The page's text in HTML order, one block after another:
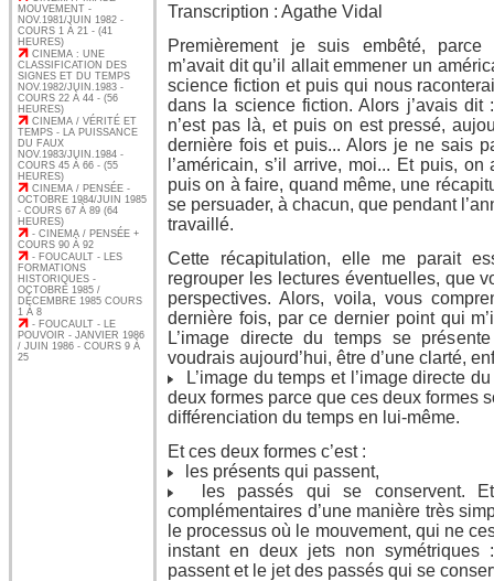
MOUVEMENT -
NOV.1981/JUIN 1982 -
COURS 1 À 21 - (41
HEURES)
CINEMA : UNE
CLASSIFICATION DES
SIGNES ET DU TEMPS
NOV.1982/JUIN.1983 -
COURS 22 À 44 - (56
HEURES)
CINEMA / VÉRITÉ ET
TEMPS - LA PUISSANCE
DU FAUX
NOV.1983/JUIN.1984 -
COURS 45 À 66 - (55
HEURES)
CINEMA / PENSÉE -
OCTOBRE 1984/JUIN 1985
- COURS 67 À 89 (64
HEURES)
- CINEMA / PENSÉE +
COURS 90 À 92
- FOUCAULT - LES
FORMATIONS
HISTORIQUES -
OCTOBRE 1985 /
DÉCEMBRE 1985 COURS
1 À 8
- FOUCAULT - LE
POUVOIR - JANVIER 1986
/ JUIN 1986 - COURS 9 À
25
Transcription : Agathe Vidal
Premièrement je suis embêté, parce
m’avait dit qu’il allait emmener un
science fiction et puis qui nous
dans la science fiction. Alors j’avais
n’est pas là, et puis on est pressé,
dernière fois et puis... Alors je ne sais
l’américain, s’il arrive, moi... Et puis,
puis on à faire, quand même, une
se persuader, à chacun, que pendant
travaillé.
Cette récapitulation, elle me parait
regrouper les lectures éventuelles, que
perspectives. Alors, voila, vous
dernière fois, par ce dernier point qui
L’image directe du temps se
voudrais aujourd’hui, être d’une clarté,
L’image du temps et l’image directe
deux formes parce que ces deux formes
différenciation du temps en lui-même.
Et ces deux formes c’est :
les présents qui passent,
les passés qui se conservent.
complémentaires d’une manière très
le processus où le mouvement, qui ne
instant en deux jets non
passent et le jet des passés qui se